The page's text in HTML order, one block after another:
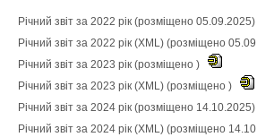
Річний звіт за 2022 рік (розміщено 05.09.2025)
Річний звіт за 2022 рік (XML) (розміщено
Річний звіт за 2023 рік (розміщено )
Річний звіт за 2023 рік (XML) (розміщено )
Річний звіт за 2024 рік (розміщено 14.10.2025)
Річний звіт за 2024 рік (XML) (розміщено